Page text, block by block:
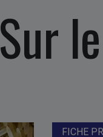
Sur
FICHE